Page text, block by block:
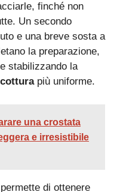
finché non
Un secondo
e una breve sosta a
la preparazione,
stabilizzando la
cotturapiù uniforme.
una crostata
e irresistibile
di ottenere